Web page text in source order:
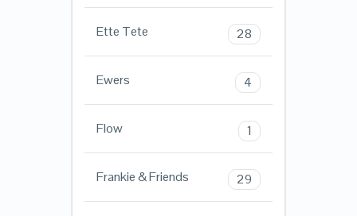
Ette Tete 28
Ewers 4
Flow 1
Frankie & Friends 29